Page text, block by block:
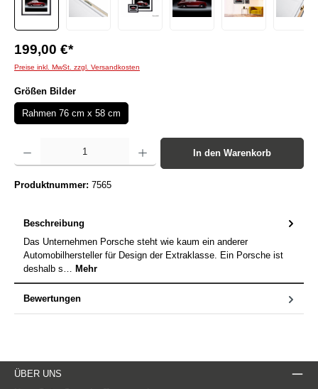
199,00 €*
Preise inkl. MwSt. zzgl. Versandkosten
Größen Bilderauswählen
Rahmen 76 cm x 58 cm
Produkt Anzahl: Gib den gewünschten Wert ein oder benutze die Schaltflächen um die
In den Warenkorb
Produktnummer: 7565
Beschreibung
Das Unternehmen Porsche steht wie kaum ein anderer
Automobilhersteller für Design der Extraklasse. Ein Porsche ist
deshalb s… Mehr
Bewertungen
ÜBER UNS